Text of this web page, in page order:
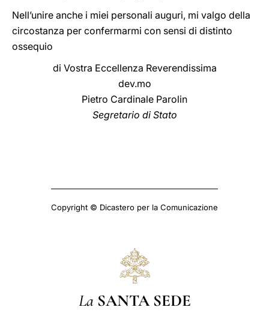
Nell’unire anche i miei personali auguri, mi valgo della
circostanza per confermarmi con sensi di distinto
ossequio
di Vostra Eccellenza Reverendissima
dev.mo
Pietro Cardinale Parolin
Segretario di Stato
Copyright © Dicastero per la Comunicazione
La SANTA SEDE